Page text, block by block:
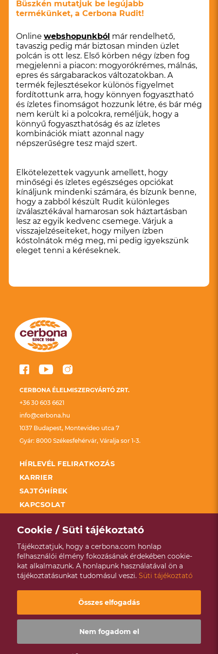
Büszkén mutatjuk be legújabb
termékünket, a Cerbona Rudit!
Online webshopunkból már rendelhető,
tavaszig pedig már biztosan minden üzlet
polcán is ott lesz. Első körben négy ízben fog
megjelenni a piacon: mogyorókrémes, málnás,
epres és sárgabarackos változatokban. A
termék fejlesztésekor különös figyelmet
fordítottunk arra, hogy könnyen fogyasztható
és ízletes finomságot hozzunk létre, és bár még
nem került ki a polcokra, reméljük, hogy a
könnyű fogyaszthatóság és az ízletes
kombinációk miatt azonnal nagy
népszerűségre tesz majd szert.
Elkötelezettek vagyunk amellett, hogy
minőségi és ízletes egészséges opciókat
kínáljunk mindenki számára, és bízunk benne,
hogy a zabból készült Rudit különleges
ízválasztékával hamarosan sok háztartásban
lesz az egyik kedvenc csemege. Várjuk a
visszajelzéseiteket, hogy milyen ízben
kóstolnátok még meg, mi pedig igyekszünk
eleget tenni a kéréseknek.
CERBONA ÉLELMISZERGYÁRTÓ ZRT.
+36 30 603 6621
info@cerbona.hu
1037 Budapest, Montevideo utca 7
Gyár: 8000 Székesfehérvár, Váralja sor 1-3.
HÍRLEVÉL FELIRATKOZÁS
KARRIER
SAJTÓHÍREK
KAPCSOLAT
TÁMOGATÁSA KAP
ADATKEZELÉSI TÁJÉKOZTATÓ
VISSZAÉLÉS BEJELENTÉSI RENDSZER
ÉVES ENERGETIKAI JELENTÉS
Copyright © 2021 - 2026 Cerbona |Designed & Powered by
Cookie / Süti tájékoztató
Tájékoztatjuk, hogy a cerbona.com honlap
felhasználói élmény fokozásának érdekében cookie-
kat alkalmazunk. A honlapunk használatával ön a
tájékoztatásunkat tudomásul veszi. Süti tájékoztató
Összes elfogadás
Nem fogadom el